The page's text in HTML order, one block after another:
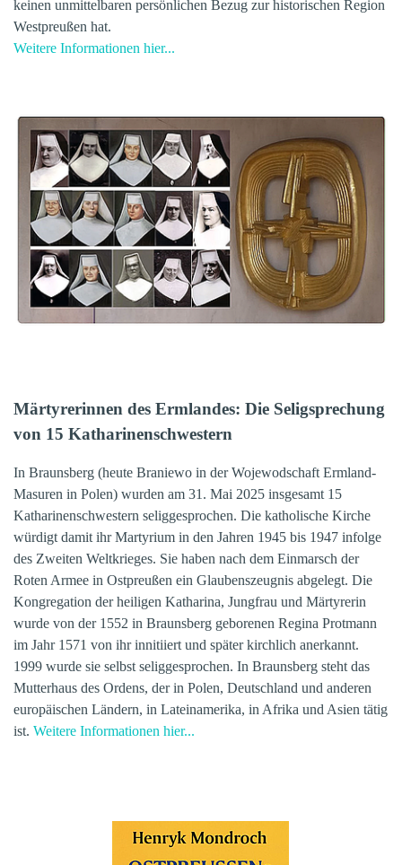
keinen unmittelbaren persönlichen Bezug zur historischen Region
Westpreußen hat.
Weitere Informationen hier...
Märtyrerinnen des Ermlandes: Die Seligsprechung
von 15 Katharinenschwestern
In Braunsberg (heute Braniewo in der Wojewodschaft Ermland-
Masuren in Polen) wurden am 31. Mai 2025 insgesamt 15
Katharinenschwestern seliggesprochen. Die katholische Kirche
würdigt damit ihr Martyrium in den Jahren 1945 bis 1947 infolge
des Zweiten Weltkrieges. Sie haben nach dem Einmarsch der
Roten Armee in Ostpreußen ein Glaubenszeugnis abgelegt. Die
Kongregation der heiligen Katharina, Jungfrau und Märtyrerin
wurde von der 1552 in Braunsberg geborenen Regina Protmann
im Jahr 1571 von ihr innitiiert und später kirchlich anerkannt.
1999 wurde sie selbst seliggesprochen. In Braunsberg steht das
Mutterhaus des Ordens, der in Polen, Deutschland und anderen
europäischen Ländern, in Lateinamerika, in Afrika und Asien tätig
ist. Weitere Informationen hier...